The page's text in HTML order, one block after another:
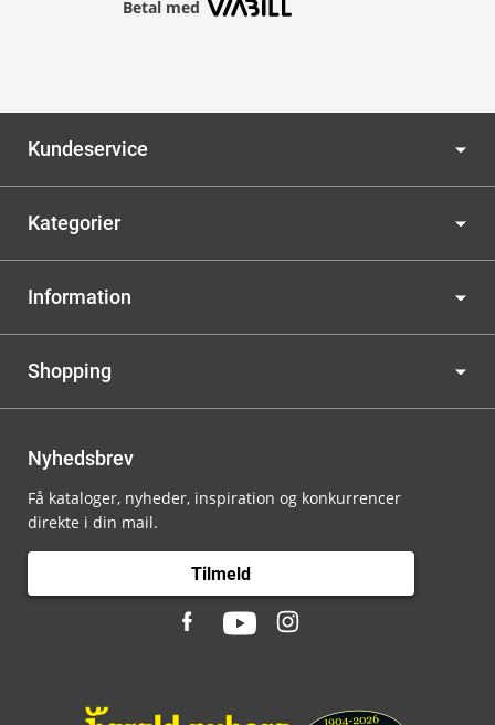
Betal med
Kundeservice
Kategorier
Information
Shopping
Nyhedsbrev
Få kataloger, nyheder, inspiration og konkurrencer
direkte i din mail.
Tilmeld